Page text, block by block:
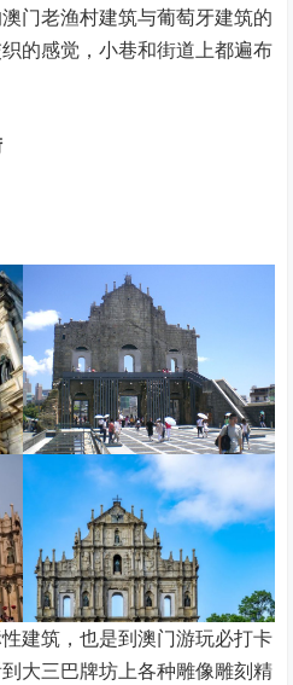
门老渔村建筑与葡萄牙建筑的
的感觉，小巷和街道上都遍布
性建筑，也是到澳门游玩必打卡
大三巴牌坊上各种雕像雕刻精